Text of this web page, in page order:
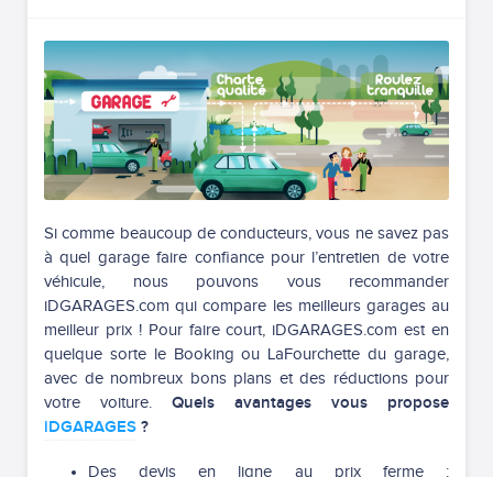
Si comme beaucoup de conducteurs, vous ne savez pas
à quel garage faire confiance pour l’entretien de votre
véhicule, nous pouvons vous recommander
iDGARAGES.com qui compare les meilleurs garages au
meilleur prix ! Pour faire court, iDGARAGES.com est en
quelque sorte le Booking ou LaFourchette du garage,
avec de nombreux bons plans et des réductions pour
votre voiture. Quels avantages vous propose
iDGARAGES ?
Des devis en ligne au prix ferme :